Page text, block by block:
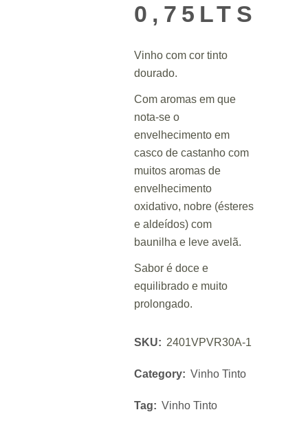
0,75LTS
Vinho com cor tinto
dourado.
Com aromas em que
nota-se o
envelhecimento em
casco de castanho com
muitos aromas de
envelhecimento
oxidativo, nobre (ésteres
e aldeídos) com
baunilha e leve avelã.
Sabor é doce e
equilibrado e muito
prolongado.
SKU: 2401VPVR30A-1
Category: Vinho Tinto
Tag: Vinho Tinto